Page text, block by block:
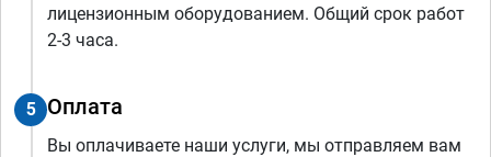
лицензионным оборудованием. Общий срок работ
2-3 часа.
5 Оплата
Вы оплачиваете наши услуги, мы отправляем вам